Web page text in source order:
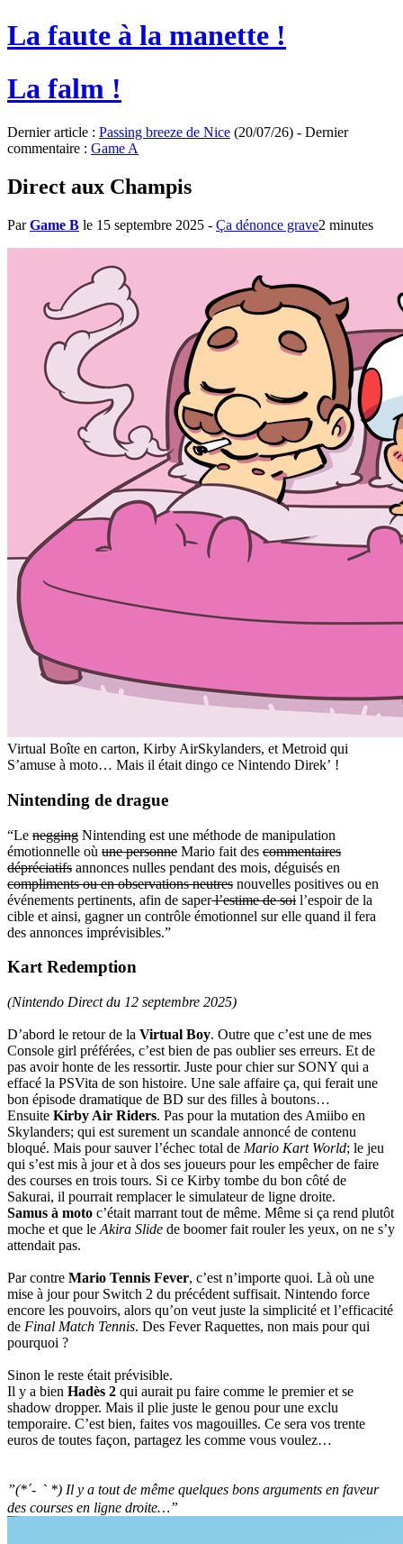
La faute à la manette !
La falm !
Dernier article : Passing breeze de Nice (20/07/26) - Dernier
commentaire : Game A
Direct aux Champis
ParGame B le 15 septembre 2025 - Ça dénonce grave2 minutes
Virtual Boîte en carton, Kirby AirSkylanders, et Metroid qui
S’amuse à moto… Mais il était dingo ce Nintendo Direk’ !
Nintending de drague
“Le negging Nintending est une méthode de manipulation
émotionnelle où une personne Mario fait des commentaires
dépréciatifs annonces nulles pendant des mois, déguisés en
compliments ou en observations neutres nouvelles positives ou en
événements pertinents, afin de saperl’estime de soi l’espoir de la
cible et ainsi, gagner un contrôle émotionnel sur elle quand il fera
des annonces imprévisibles.”
Kart Redemption
(Nintendo Direct du 12 septembre 2025)
D’abord le retour de la Virtual Boy. Outre que c’est une de mes
Console girl préférées, c’est bien de pas oublier ses erreurs. Et de
pas avoir honte de les ressortir. Juste pour chier sur SONY qui a
effacé la PSVita de son histoire. Une sale affaire ça, qui ferait une
bon épisode dramatique de BD sur des filles à boutons…
Ensuite Kirby Air Riders. Pas pour la mutation des Amiibo en
Skylanders; qui est surement un scandale annoncé de contenu
bloqué. Mais pour sauver l’échec total de Mario Kart World; le jeu
qui s’est mis à jour et à dos ses joueurs pour les empêcher de faire
des courses en trois tours. Si ce Kirby tombe du bon côté de
Sakurai, il pourrait remplacer le simulateur de ligne droite.
Samus à moto c’était marrant tout de même. Même si ça rend plutôt
moche et que le Akira Slide de boomer fait rouler les yeux, on ne s’y
attendait pas.
Par contre Mario Tennis Fever, c’est n’importe quoi. Là où une
mise à jour pour Switch 2 du précédent suffisait. Nintendo force
encore les pouvoirs, alors qu’on veut juste la simplicité et l’efficacité
de Final Match Tennis. Des Fever Raquettes, non mais pour qui
pourquoi ?
Sinon le reste était prévisible.
Il y a bien Hadès 2 qui aurait pu faire comme le premier et se
shadow dropper. Mais il plie juste le genou pour une exclu
temporaire. C’est bien, faites vos magouilles. Ce sera vos trente
euros de toutes façon, partagez les comme vous voulez…
”(*´-｀*) Il y a tout de même quelques bons arguments en faveur
des courses en ligne droite…”